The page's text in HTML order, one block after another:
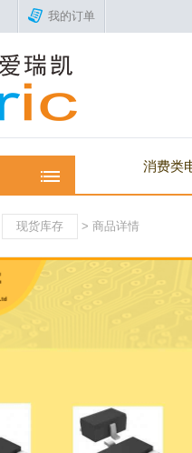
我的订单
消费类
现货库存 > 商品详情